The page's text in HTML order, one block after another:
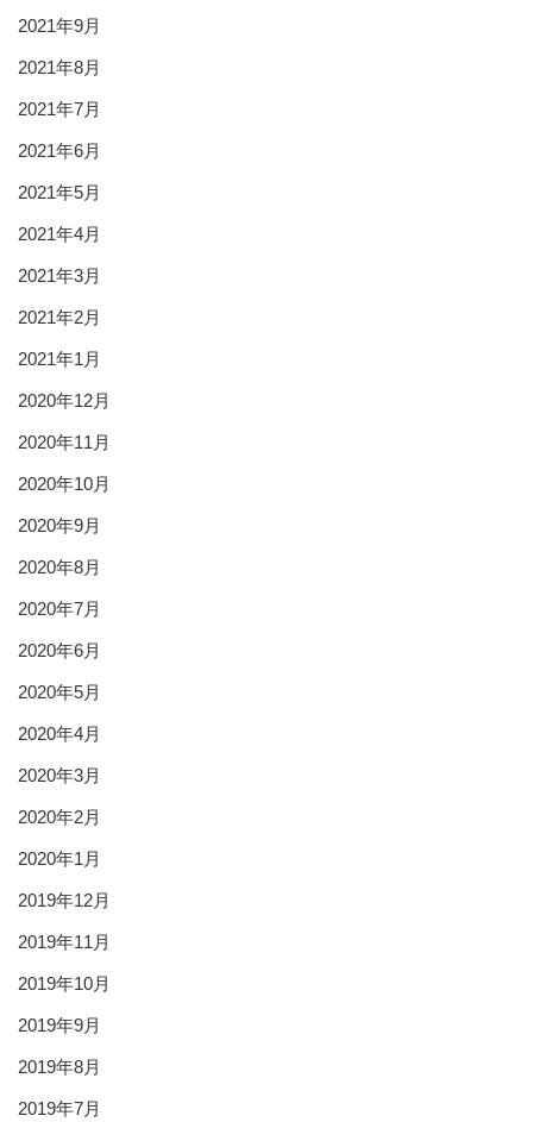
2021年9月
2021年8月
2021年7月
2021年6月
2021年5月
2021年4月
2021年3月
2021年2月
2021年1月
2020年12月
2020年11月
2020年10月
2020年9月
2020年8月
2020年7月
2020年6月
2020年5月
2020年4月
2020年3月
2020年2月
2020年1月
2019年12月
2019年11月
2019年10月
2019年9月
2019年8月
2019年7月